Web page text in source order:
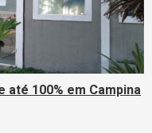
100% em Campina